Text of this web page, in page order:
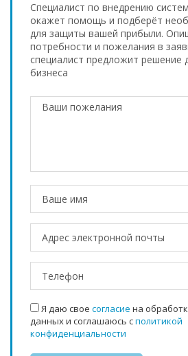
Специалист по внедрению
окажет помощь и подберёт
для защиты вашей прибыли.
потребности и пожелания в
специалист предложит решение
бизнеса
Я даю свое согласие на
данных и соглашаюсь сполитикой
конфиденциальности